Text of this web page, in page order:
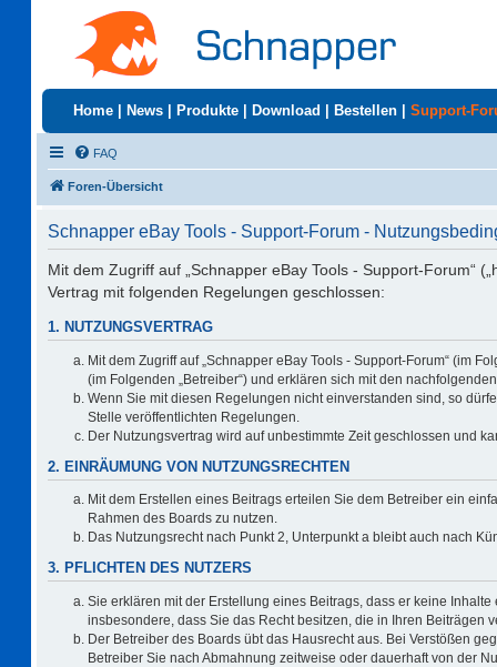
Home News Produkte Download Bestellen Support-
FAQ
Foren-Übersicht
Schnapper eBay Tools - Support-Forum -
Mit dem Zugriff auf „Schnapper eBay Tools - Support-Forum“
Vertrag mit folgenden Regelungen geschlossen:
1. NUTZUNGSVERTRAG
Mit dem Zugriff auf „Schnapper eBay Tools - Support-Forum“ (im
(im Folgenden „Betreiber“) und erklären sich mit den
Wenn Sie mit diesen Regelungen nicht einverstanden sind, so
Stelle veröffentlichten Regelungen.
Der Nutzungsvertrag wird auf unbestimmte Zeit geschlossen und
2. EINRÄUMUNG VON NUTZUNGSRECHTEN
Mit dem Erstellen eines Beitrags erteilen Sie dem Betreiber ein
Rahmen des Boards zu nutzen.
Das Nutzungsrecht nach Punkt 2, Unterpunkt a bleibt auch nach
3. PFLICHTEN DES NUTZERS
Sie erklären mit der Erstellung eines Beitrags, dass er keine
insbesondere, dass Sie das Recht besitzen, die in Ihren Beiträgen
Der Betreiber des Boards übt das Hausrecht aus. Bei Verstößen
Betreiber Sie nach Abmahnung zeitweise oder dauerhaft von der